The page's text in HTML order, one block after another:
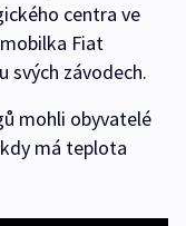
centra ve
Fiat
svých závodech.
mohli obyvatelé
má teplota